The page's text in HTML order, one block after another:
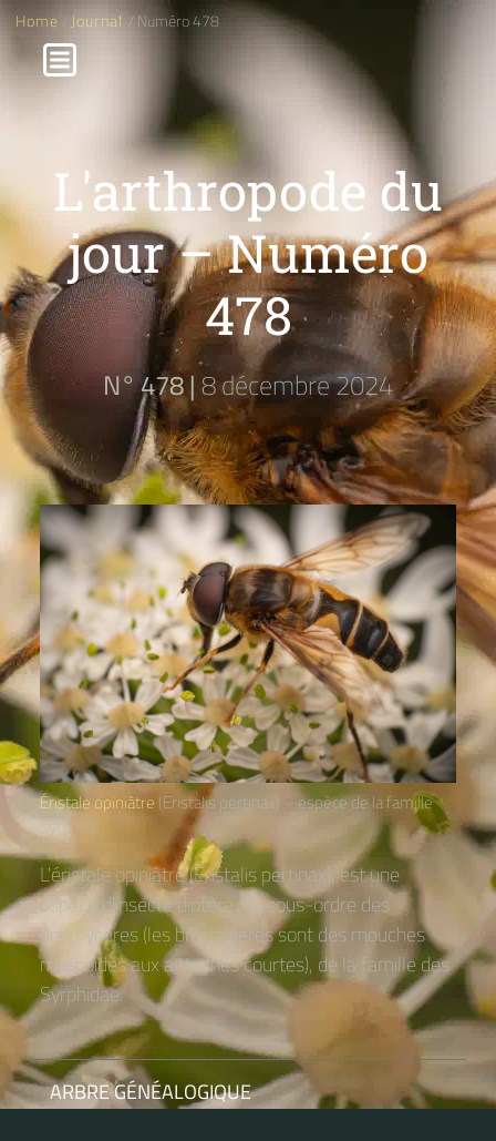
Home/Journal / Numéro 478
L'arthropode du
jour – Numéro
478
N° 478 |8 décembre 2024
Éristale opiniâtre (Eristalis pertinax) – espèce de la famille
Syrphes
L'éristale opiniâtre (Eristalis pertinax), est une
espèce d'insecte diptère, du sous-ordre des
brachycères (les brachycères sont des mouches
muscoïdes aux antennes courtes), de la famille des
Syrphidae.
ARBRE GÉNÉALOGIQUE